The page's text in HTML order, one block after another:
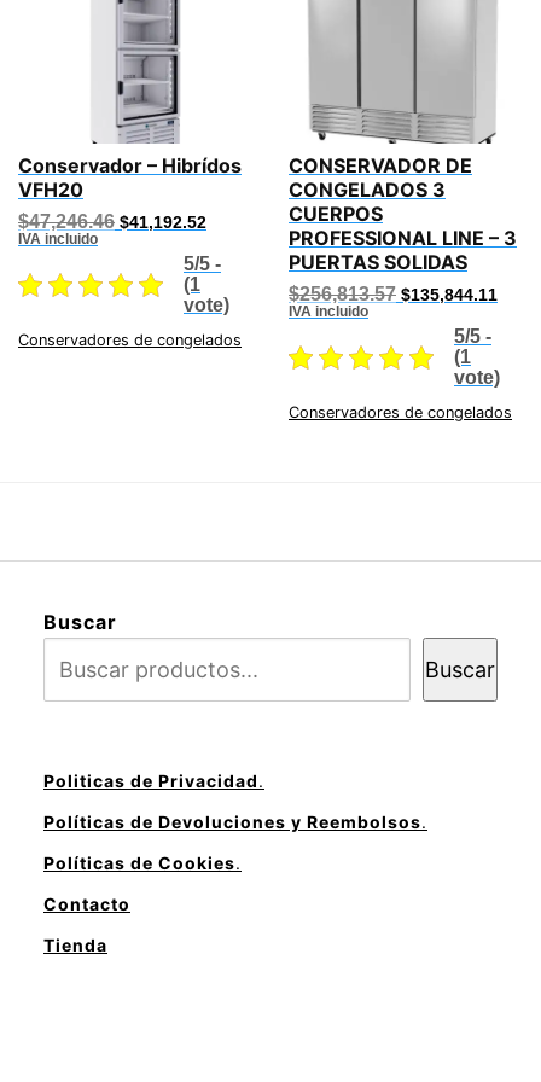
Conservador – Hibrídos
VFH20
$47,246.46 Original
$47,246.46.
$41,192.52
is:
$41,192.52.
IVA incluido
5/5 -
(1
vote)
Conservadores de congelados
CONSERVADOR DE
CONGELADOS 3
CUERPOS
PROFESSIONAL LINE – 3
PUERTAS SOLIDAS
$256,813.57 Original
$256,813.57.
$135,844.11
IVA incluido
5/5 -
(1
vote)
Conservadores de congelados
Buscar
Buscar
Politicas de Privacidad.
Políticas de Devoluciones y Reembolsos.
Políticas de Cookies.
Contacto
Tienda